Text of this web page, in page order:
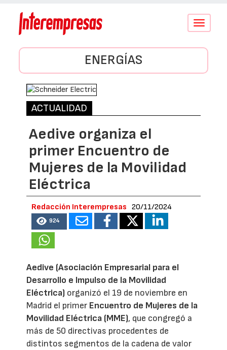
Conmutar
ENERGÍAS
ACTUALIDAD
Aedive organiza el
primer Encuentro de
Mujeres de la Movilidad
Eléctrica
Redacción Interempresas 20/11/2024
924
Aedive (Asociación Empresarial para el
Desarrollo e Impulso de la Movilidad
Eléctrica) organizó el 19 de noviembre en
Madrid el primer Encuentro de Mujeres de la
Movilidad Eléctrica (MME), que congregó a
más de 50 directivas procedentes de
distintos segmentos de la cadena de valor